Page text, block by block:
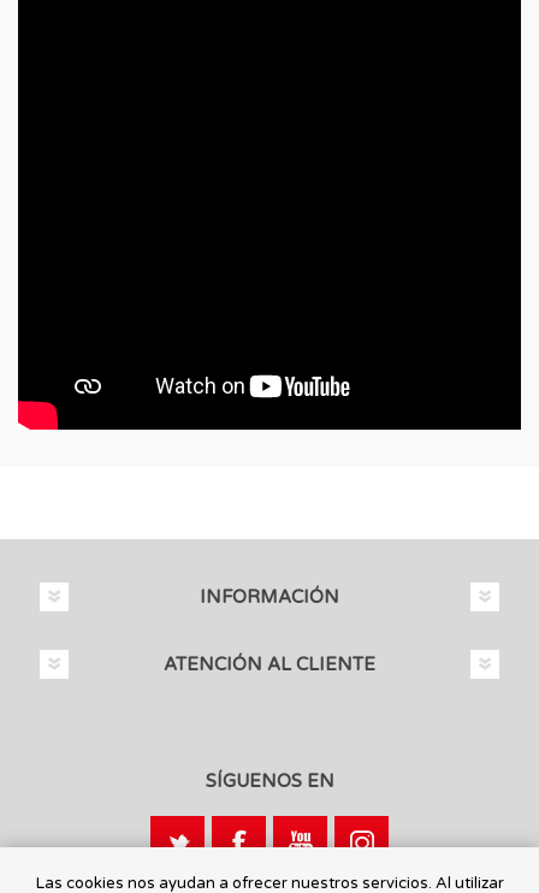
INFORMACIÓN
ATENCIÓN AL CLIENTE
SÍGUENOS EN
Las cookies nos ayudan a ofrecer nuestros servicios. Al utilizar